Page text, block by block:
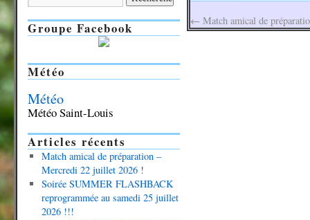
← Match amical de
Groupe Facebook
Météo
Météo
Météo Saint-Louis
Articles récents
Match amical de préparation –
Mercredi 22 juillet 2026 !
Soirée SUMMER FLASHBACK
reprogrammée au samedi 25 juillet
2026 !!!